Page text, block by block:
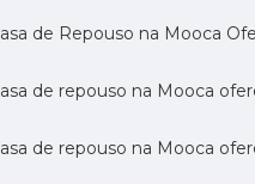
Casa de Repouso na Mooca
Casa de repouso na Mooca
Casa de repouso na Mooca